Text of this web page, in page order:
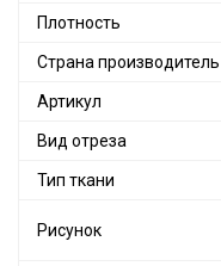
Плотность
Страна производитель
Артикул
Вид отреза
Тип ткани
Рисунок